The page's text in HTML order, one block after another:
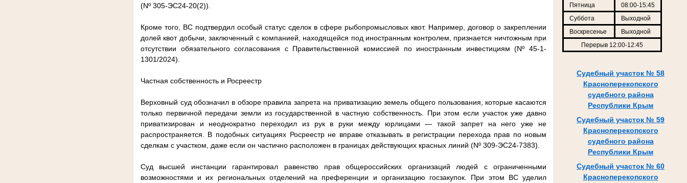
Пятница
08:00-15:45
Суббота
Выходной
Воскресенье
Выходной
Перерыв 12:00-12:45
Судебный участок № 58
Красноперекопского
судебного района
Республики Крым
Судебный участок № 59
Красноперекопского
судебного района
Республики Крым
Судебный участок № 60
Красноперекопского
(Nº 305-ЭС24-20(2)).
Кроме того, ВС подтвердил особый статус сделок в сфере рыбопромысловых квот. Например, договор о закреплении
долей квот добычи, заключенный с компанией, находящейся под иностранным контролем, признается ничтожным при
отсутствии обязательного согласования с Правительственной комиссией по иностранным инвестициям (Nº 45-1-
1301/2024).
Частная собственность и Росреестр
Верховный суд обозначил в обзоре правила запрета на приватизацию земель общего пользования, которые касаются
только первичной передачи земли из государственной в частную собственность. При этом если участок уже давно
приватизирован и неоднократно переходил из рук в руки между юрлицами — такой запрет на него уже не
распространяется. В подобных ситуациях Росреестр не вправе отказывать в регистрации перехода прав по новым
сделкам с участком, даже если он частично расположен в границах действующих красных линий (Nº 309-ЭС24-7383).
Суд высшей инстанции гарантировал равенство прав общероссийских организаций людей с ограниченными
возможностями и их региональных отделений на преференции и организацию госзакупок. При этом ВС уделил